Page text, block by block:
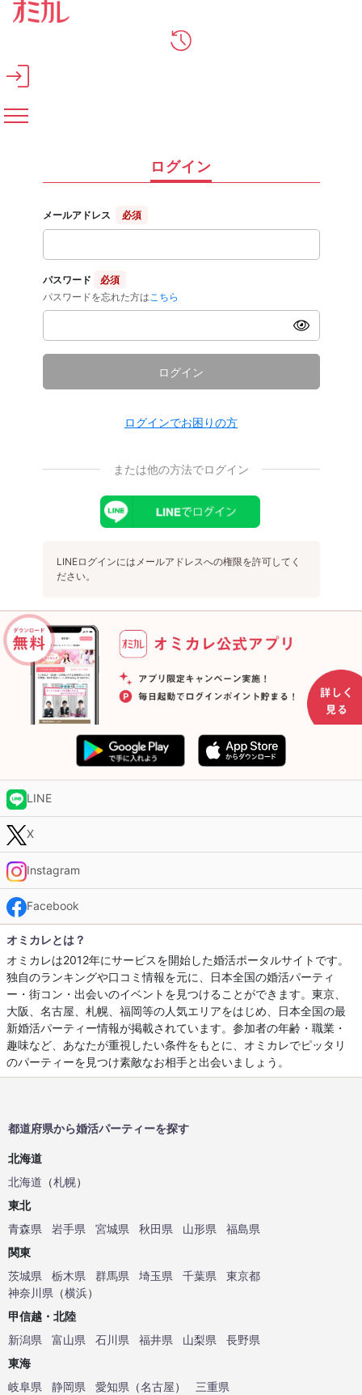
メインコンテンツへスキップ
ログイン
メールアドレス 必須
パスワード
必須
パスワードを忘れた方は こちら
ログイン
ログインでお困りの方
または他の方法でログイン
LINEログインにはメールアドレスへの権限を許可してく
ださい。
LINE
X
Instagram
Facebook
オミカレとは？
オミカレは2012年にサービスを開始した婚活ポータルサイトです。
独自のランキングや口コミ情報を元に、日本全国の婚活パーティ
ー・街コン・出会いのイベントを見つけることができます。東京、
大阪、名古屋、札幌、福岡等の人気エリアをはじめ、日本全国の最
新婚活パーティー情報が掲載されています。参加者の年齢・職業・
趣味など、あなたが重視したい条件をもとに、オミカレでピッタリ
のパーティーを見つけ素敵なお相手と出会いましょう。
都道府県から婚活パーティーを探す
北海道
北海道 （札幌）
東北
青森県
岩手県 宮城県 秋田県 山形県
福島県
関東
茨城県
栃木県 群馬県 埼玉県 千葉県
東京都
神奈川県 （横浜）
甲信越・北陸
新潟県
富山県 石川県 福井県 山梨県
長野県
東海
岐阜県
静岡県 愛知県 （名古屋）
三重県